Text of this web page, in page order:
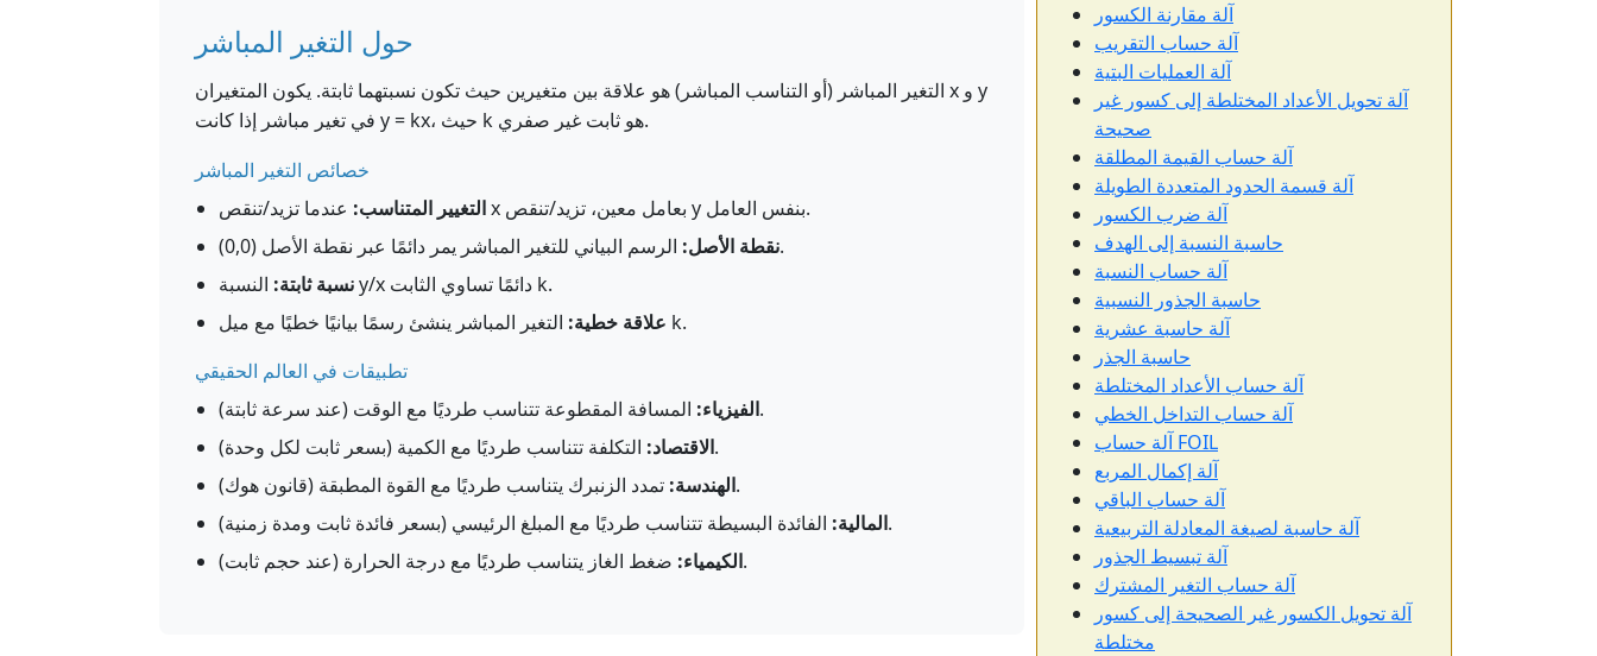
حول التغير المباشر
التغير المباشر (أو التناسب المباشر) هو علاقة بين متغيرين حيث تكون نسبتهما ثابتة. يكون المتغيران x و y
في تغير مباشر إذا كانت y = kx، حيث k هو ثابت غير صفري.
خصائص التغير المباشر
التغيير المتناسب:
عندما تزيد/تنقص x بعامل معين، تزيد/تنقص y بنفس العامل.
نقطة الأصل:الرسم البياني للتغير المباشر يمر دائمًا عبر نقطة الأصل (0,0).
نسبة ثابتة:
النسبة y/x دائمًا تساوي الثابت k.
علاقة خطية: التغير المباشر ينشئ رسمًا بيانيًا خطيًا مع ميل k.
تطبيقات في العالم الحقيقي
الفيزياء:المسافة المقطوعة تتناسب طرديًا مع الوقت (عند سرعة ثابتة).
الاقتصاد:التكلفة تتناسب طرديًا مع الكمية (بسعر ثابت لكل وحدة).
الهندسة:تمدد الزنبرك يتناسب طرديًا مع القوة المطبقة (قانون هوك).
المالية:الفائدة البسيطة تتناسب طرديًا مع المبلغ الرئيسي (بسعر فائدة ثابت ومدة زمنية).
الكيمياء:ضغط الغاز يتناسب طرديًا مع درجة الحرارة (عند حجم ثابت).
آلة مقارنة الكسور
آلة حساب التقريب
آلة العمليات البتية
آلة تحويل الأعداد المختلطة إلى كسور غير
صحيحة
آلة حساب القيمة المطلقة
آلة قسمة الحدود المتعددة الطويلة
آلة ضرب الكسور
حاسبة النسبة إلى الهدف
آلة حساب النسبة
حاسبة الجذور النسبية
آلة حاسبة عشرية
حاسبة الجذر
آلة حساب الأعداد المختلطة
آلة حساب التداخل الخطي
آلة حساب FOIL
آلة إكمال المربع
آلة حساب الباقي
آلة حاسبة لصيغة المعادلة التربيعية
آلة تبسيط الجذور
آلة حساب التغير المشترك
آلة تحويل الكسور غير الصحيحة إلى كسور
مختلطة